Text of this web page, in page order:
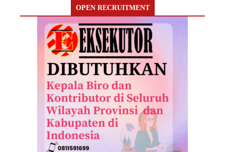
OPEN RECRUITMENT